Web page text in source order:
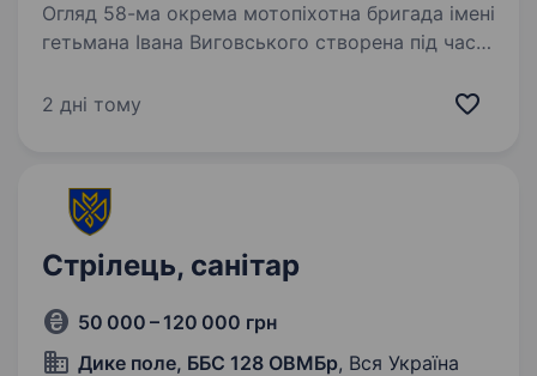
Огляд 58-ма окрема мотопіхотна бригада імені
гетьмана Івана Виговського створена під час
Бойовий шлях підрозділу пройшов через
2 дні тому
Стрілець, санітар
50 000 – 120 000 грн
Дике поле, ББС 128 ОВМБр, Вся Україна